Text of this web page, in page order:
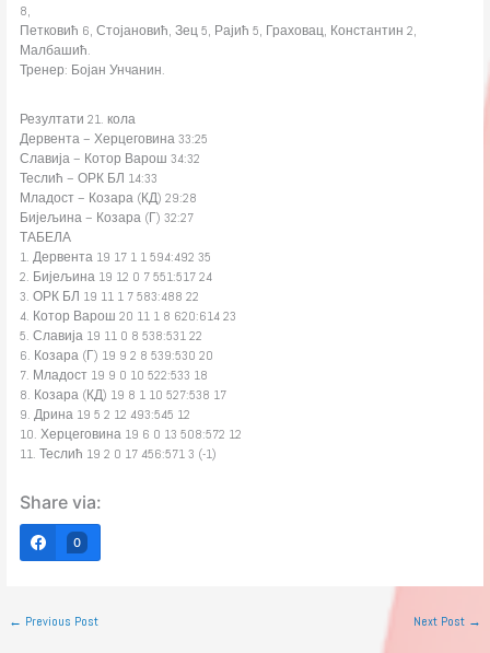
8,
Петковић 6, Стојановић, Зец 5, Рајић 5, Граховац, Константин 2,
Малбашић.
Тренер: Бојан Унчанин.
Резултати 21. кола
Дервента – Херцеговина 33:25
Славија – Котор Варош 34:32
Теслић – ОРК БЛ 14:33
Младост – Козара (КД) 29:28
Бијељина – Козара (Г) 32:27
ТАБЕЛА
1. Дервента 19 17 1 1 594:492 35
2. Бијељина 19 12 0 7 551:517 24
3. ОРК БЛ 19 11 1 7 583:488 22
4. Котор Варош 20 11 1 8 620:614 23
5. Славија 19 11 0 8 538:531 22
6. Козара (Г) 19 9 2 8 539:530 20
7. Младост 19 9 0 10 522:533 18
8. Козара (КД) 19 8 1 10 527:538 17
9. Дрина 19 5 2 12 493:545 12
10. Херцеговина 19 6 0 13 508:572 12
11. Теслић 19 2 0 17 456:571 3 (-1)
Share via:
0
← Previous Post Next Post →